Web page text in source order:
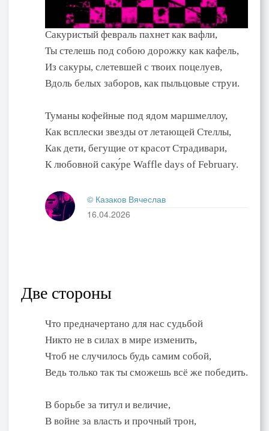
Сакуристый февраль пахнет как вафли,
Ты стелешь под собою дорожку как кафель,
Из сакуры, слетевшей с твоих поцелуев,
Вдоль белых заборов, как пыльцовые струи.
Туманы кофейные под ядом маршмеллоу,
Как всплески звезды от летающей Стеллы,
Как дети, бегущие от красот Страдивари,
К любовной саку́ре Waffle days of February.
© Казаков Вячеслав
16.04.2026
Две стороны
Что предначертано для нас судьбой
Никто не в силах в мире изменить,
Чтоб не случилось будь самим собой,
Ведь только так ты сможешь всё же победить.
В борьбе за титул и величие,
В войне за власть и прочный трон,